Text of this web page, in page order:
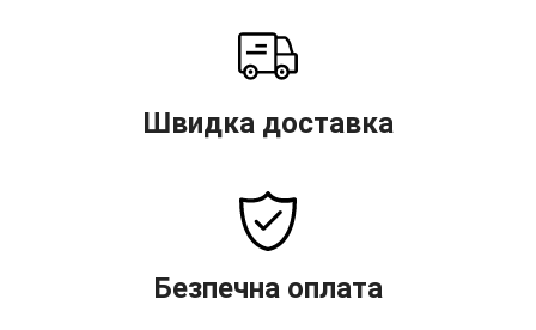
Швидка доставка
Безпечна оплата